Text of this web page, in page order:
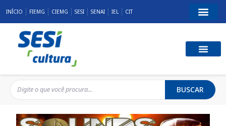
INÍCIO FIEMG CIEMG SESI SENAI IEL CIT
BUSCAR